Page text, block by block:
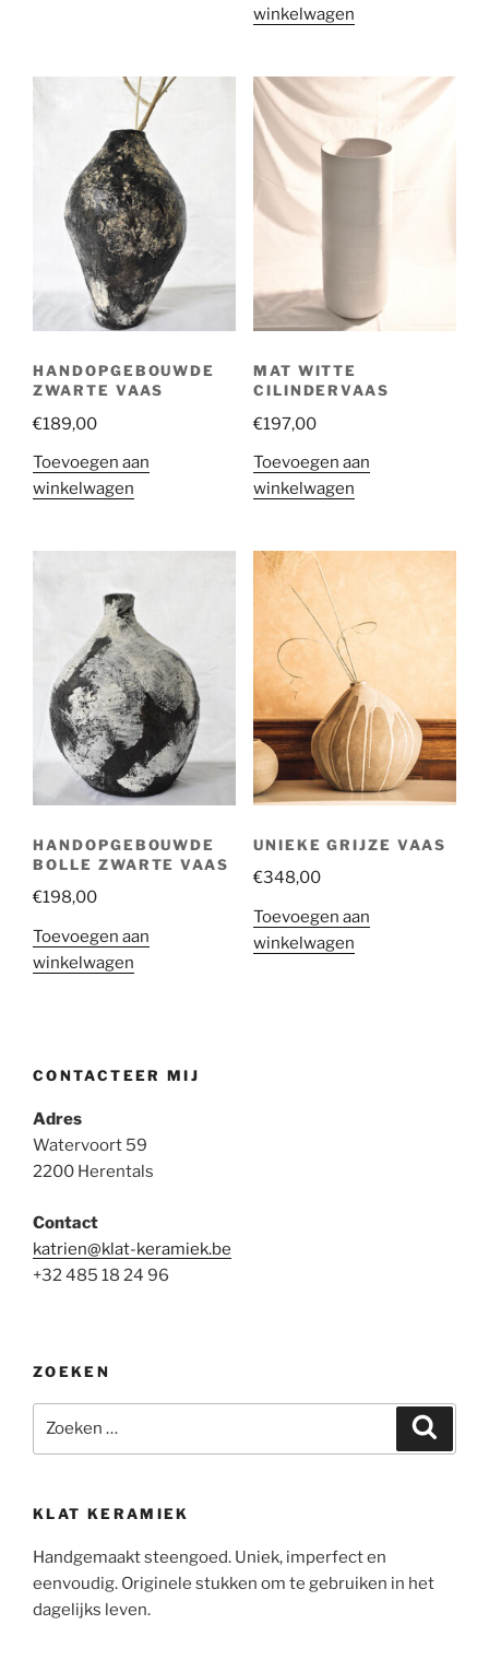
winkelwagen
HANDOPGEBOUWDE
ZWARTE VAAS
€189,00
Toevoegen aan
winkelwagen
MAT WITTE
CILINDERVAAS
€197,00
Toevoegen aan
winkelwagen
HANDOPGEBOUWDE
BOLLE ZWARTE VAAS
€198,00
Toevoegen aan
winkelwagen
UNIEKE GRIJZE VAAS
€348,00
Toevoegen aan
winkelwagen
CONTACTEER MIJ
Adres
Watervoort 59
2200 Herentals
Contact
katrien@klat-keramiek.be
+32 485 18 24 96
ZOEKEN
naar:
KLAT KERAMIEK
Handgemaakt steengoed. Uniek, imperfect en
eenvoudig. Originele stukken om te gebruiken in het
dagelijks leven.